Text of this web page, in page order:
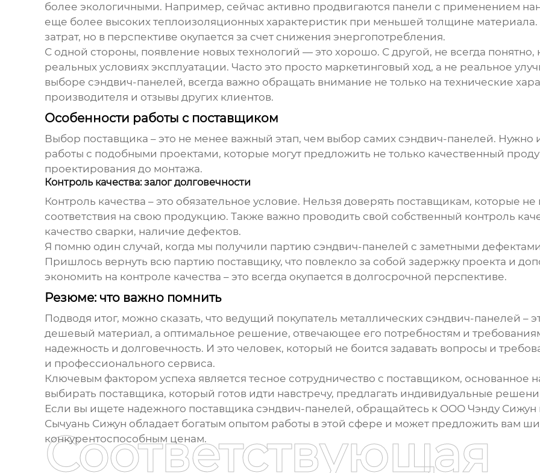
более экологичными. Например, сейчас активно продвигаются панели с применением
еще более высоких теплоизоляционных характеристик при меньшей толщине материала.
затрат, но в перспективе окупается за счет снижения энергопотребления.
С одной стороны, появление новых технологий — это хорошо. С другой, не всегда
реальных условиях эксплуатации. Часто это просто маркетинговый ход, а не реальное
выборе сэндвич-панелей, всегда важно обращать внимание не только на технические
производителя и отзывы других клиентов.
Особенности работы с поставщиком
Выбор поставщика – это не менее важный этап, чем выбор самих сэндвич-панелей. Нужно
работы с подобными проектами, которые могут предложить не только качественный
проектирования до монтажа.
Контроль качества: залог долговечности
Контроль качества – это обязательное условие. Нельзя доверять поставщикам, которые
соответствия на свою продукцию. Также важно проводить свой собственный контроль
качество сварки, наличие дефектов.
Я помню один случай, когда мы получили партию сэндвич-панелей с заметными
Пришлось вернуть всю партию поставщику, что повлекло за собой задержку проекта и
экономить на контроле качества – это всегда окупается в долгосрочной перспективе.
Резюме: что важно помнить
Подводя итог, можно сказать, что ведущий покупатель металлических сэндвич-панелей –
дешевый материал, а оптимальное решение, отвечающее его потребностям и
надежность и долговечность. И это человек, который не боится задавать вопросы и
и профессионального сервиса.
Ключевым фактором успеха является тесное сотрудничество с поставщиком,
выбирать поставщика, который готов идти навстречу, предлагать индивидуальные
Если вы ищете надежного поставщика сэндвич-панелей, обращайтесь к ООО Чэнду
Сычуань Сижун обладает богатым опытом работы в этой сфере и может предложить вам
конкурентоспособным ценам.
Соответствующая